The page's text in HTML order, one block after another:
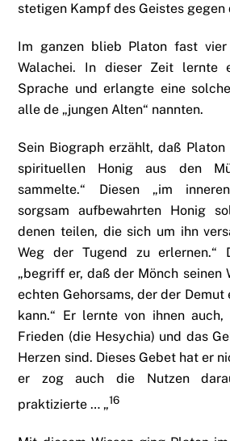
stetigen Kampf des Geistes gegen
Im ganzen blieb Platon fast
Walachei. In dieser Zeit lernte
Sprache und erlangte eine
alle de „jungen Alten“ nannten.
Sein Biograph erzählt, daß
spirituellen Honig aus den
sammelte.“ Diesen „im
sorgsam aufbewahrten Honig
denen teilen, die sich um ihn
Weg der Tugend zu erlernen.“
„begriff er, daß der Mönch seinen
echten Gehorsams, der der
kann.“ Er lernte von ihnen
Frieden (die Hesychia) und das
Herzen sind. Dieses Gebet hat er
er zog auch die Nutzen
praktizierte … „16